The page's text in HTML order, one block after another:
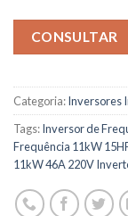
CONSULTAR
Categoria:Inversores
Tags:Inversor de
Frequência 11kW
11kW 46A 220V